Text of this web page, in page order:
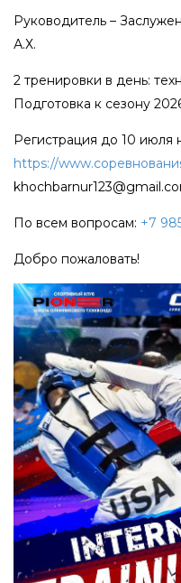
Руководитель –
А.Х.
2 тренировки в день:
Подготовка к сезону
Регистрация до 10 июля
https://
По всем вопросам: +7
Добро пожаловать!